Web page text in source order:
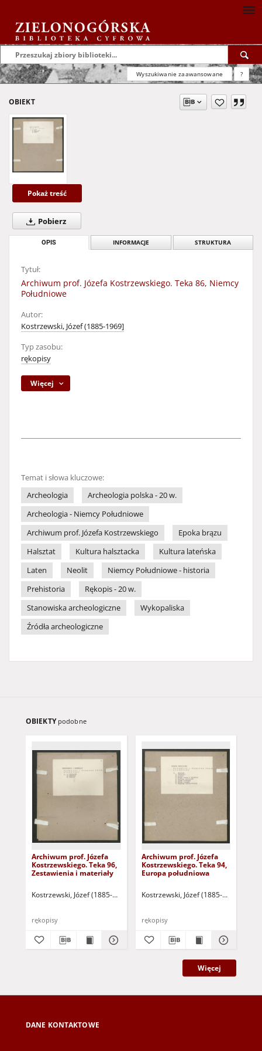
Wyszukiwanie zaawansowane ?
OBIEKT
Pokaż treść
Pobierz
OPIS INFORMACJE STRUKTURA
Tytuł:
Archiwum prof. Józefa Kostrzewskiego. Teka 86, Niemcy
Południowe
Autor:
Kostrzewski, Józef (1885-1969]
Typ zasobu:
rękopisy
Więcej
Temat i słowa kluczowe:
Archeologia
Archeologia polska - 20 w.
Archeologia - Niemcy Południowe
Archiwum prof. Józefa Kostrzewskiego
Epoka brązu
Halsztat
Kultura halsztacka
Kultura lateńska
Laten
Neolit
Niemcy Południowe - historia
Prehistoria
Rękopis - 20 w.
Stanowiska archeologiczne
Wykopaliska
Źródła archeologiczne
OBIEKTY podobne
Archiwum prof. Józefa
Kostrzewskiego. Teka 96,
Zestawienia i materiały
Kostrzewski, Józef (1885-1969]
rękopisy
Archiwum prof. Józefa
Kostrzewskiego. Teka 94,
Europa południowa
Kostrzewski, Józef (1885-1969]
rękopisy
Więcej
DANE KONTAKTOWE